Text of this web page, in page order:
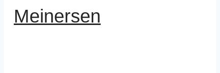
Meinersen